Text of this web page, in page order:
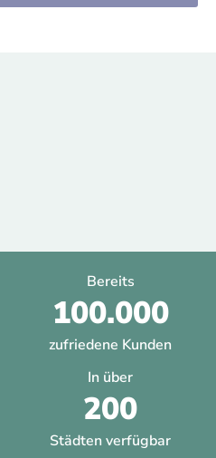
Bereits
100.000
zufriedene Kunden
In über
200
Städten verfügbar